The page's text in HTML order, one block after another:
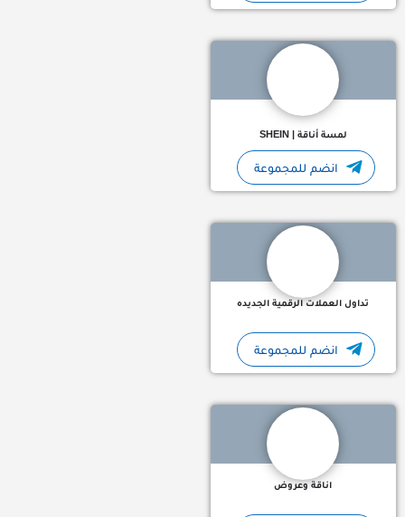
لمسة أناقة | SHEIN
انضم للمجموعة
تداول العملات الرقمية الجديده
نرسم المستقبل من خلال استثماراتنا الجريئة في الافكار المبتكرة
انضم للمجموعة
اناقة وعروض
💎 عروض ومنتجات مختارة بعناية 🔥 خصومات تصل حتى 70% 🛍️ إكسسوارات عصرية وأشياء ترند 🚚 شحن مباشر لبيتك داخل…